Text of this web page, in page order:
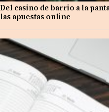
Del casino de barrio a la
las apuestas online